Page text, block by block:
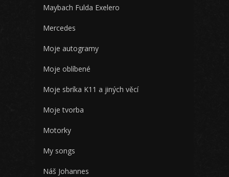
Maybach Fulda Exelero
Mercedes
Moje autogramy
Moje oblíbené
Moje sbríka K11 a jiných věcí
Moje tvorba
Motorky
My songs
Náš Johannes